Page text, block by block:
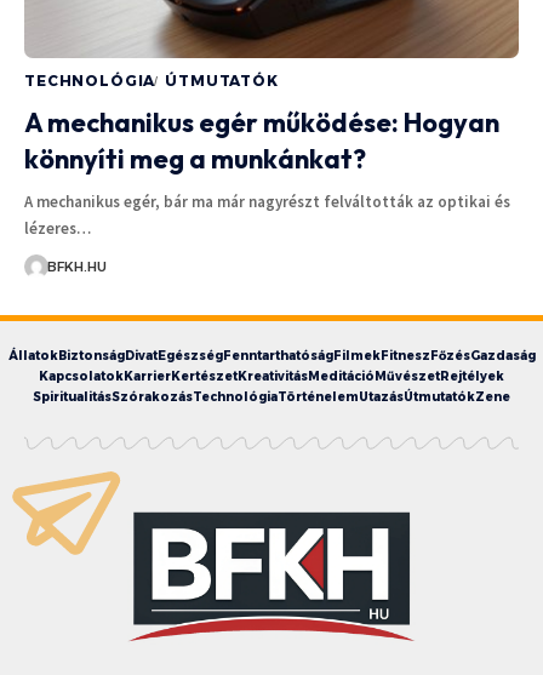
TECHNOLÓGIA ÚTMUTATÓK
A mechanikus egér működése: Hogyan
könnyíti meg a munkánkat?
A mechanikus egér, bár ma már nagyrészt felváltották az optikai és
lézeres…
BFKH.HU
ÁllatokBiztonságDivatEgészségFenntarthatóságFilmekFitneszFőzésGazdaság
KapcsolatokKarrierKertészetKreativitásMeditációMűvészetRejtélyek
SpiritualitásSzórakozásTechnológiaTörténelemUtazásÚtmutatókZene